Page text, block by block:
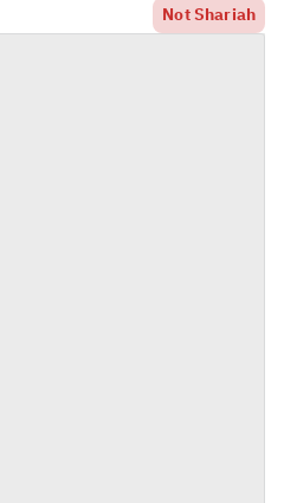
Not Shariah